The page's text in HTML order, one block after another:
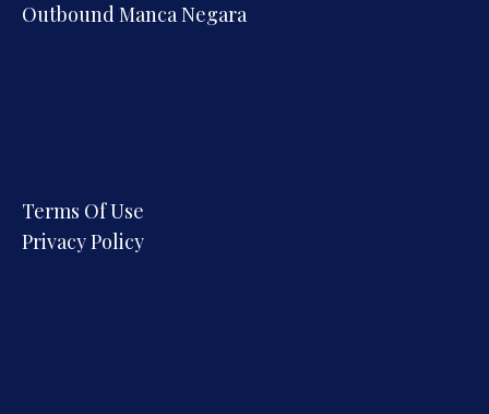
Outbound Manca Negara
Terms Of Use
Privacy Policy